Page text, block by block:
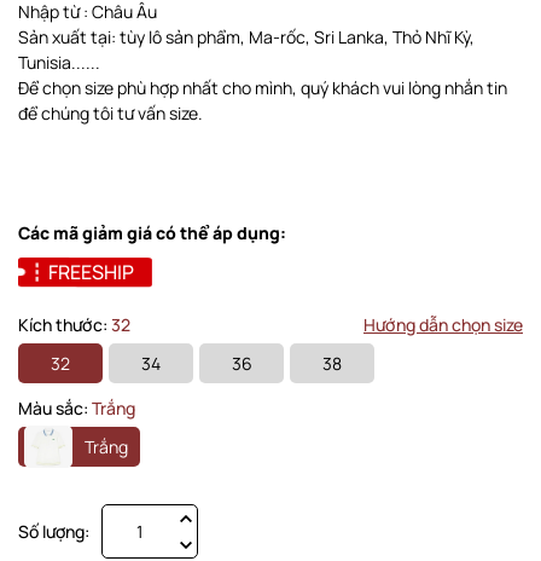
Nhập từ : Châu Âu
Sản xuất tại: tùy lô sản phẩm, Ma-rốc, Sri Lanka, Thỏ Nhĩ Kỳ,
Tunisia......
Để chọn size phù hợp nhất cho mình, quý khách vui lòng nhắn tin
để chúng tôi tư vấn size.
Các mã giảm giá có thể áp dụng:
FREESHIP
Kích thước: 32
Hướng dẫn chọn size
32
34 36
38
Màu sắc: Trắng
Trắng
Số lượng: